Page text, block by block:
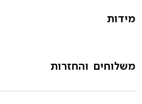
מידות
משלוחים והחזרות